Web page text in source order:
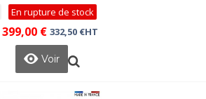
En rupture de stock
399,00 € 332,50 €HT
Voir